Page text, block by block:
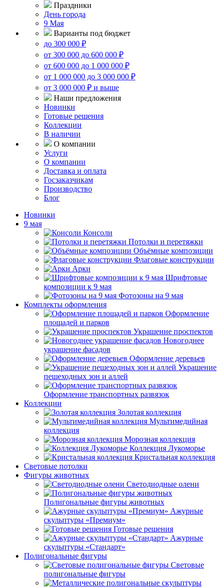
Праздники
День города
9 Мая
Варианты под бюджет
до 300 000 ₽
от 300 000 до 600 000 ₽
от 600 000 до 1 000 000 ₽
от 1 000 000 до 3 000 000 ₽
от 3 000 000 ₽ и выше
Наши предложения
Новинки
Готовые решения
Коллекции
В наличии
О компании
Услуги
О компании
Доставка и оплата
Госзаказчикам
Производство
Блог
Новинки
9 мая
Консоли
Потолки и перетяжки
Объёмные композиции
Флаговые конструкции
Арки
Шрифтовые
композиции к 9 мая
Фотозоны на 9 мая
Комплекты оформления
Оформление
площадей и парков
Украшение проспектов
Новогоднее
украшение фасадов
Оформление деревьев
Украшение
пешеходных зон и аллей
Оформление транспортных развязок
Коллекции
Золотая коллекция
Мультимедийная
коллекция
Морозная коллекция
Коллекция Лукоморье
Кристальная коллекция
Световые потолки
Фигуры животных
Светодиодные олени
Полигональные фигуры животных
Ажурные
скульптуры «Премиум»
Готовые решения
Ажурные
скульптуры «Стандарт»
Полигональные фигуры
Световые
полигональные фигуры